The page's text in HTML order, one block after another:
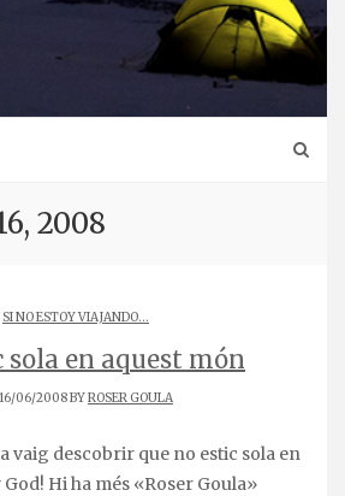
2008
SI NO ESTOY VIAJANDO...
sola en aquest món
06/2008 BYROSER GOULA
Hi ha més «Roser Goula»